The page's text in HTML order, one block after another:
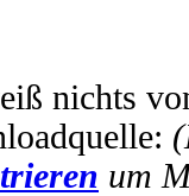
nichts
um